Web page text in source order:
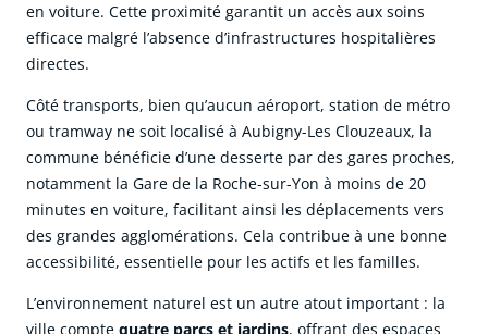
en voiture. Cette proximité garantit un accès aux soins
efficace malgré l’absence d’infrastructures hospitalières
directes.
Côté transports, bien qu’aucun aéroport, station de métro
ou tramway ne soit localisé à Aubigny-Les Clouzeaux, la
commune bénéficie d’une desserte par des gares proches,
notamment la Gare de la Roche-sur-Yon à moins de 20
minutes en voiture, facilitant ainsi les déplacements vers
des grandes agglomérations. Cela contribue à une bonne
accessibilité, essentielle pour les actifs et les familles.
L’environnement naturel est un autre atout important : la
ville compte quatre parcs et jardins, offrant des espaces